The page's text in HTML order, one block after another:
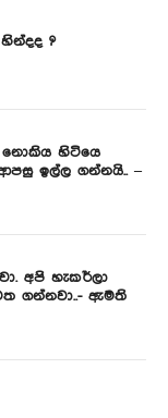
?
නොකිය හිටියෙ
ඉල්ල ගන්නයි.. –
අපි හැකර්ලා
ගන්නවා..- ඇමති